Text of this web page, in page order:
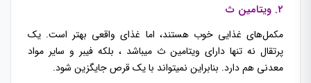
۲. ویتامین ث
مکمل‌های غذایی خوب هستند، اما غذای واقعی بهتر است. یک
پرتقال نه تنها دارای ویتامین ث میباشد ، بلکه فیبر و سایر مواد
معدنی هم دارد. بنابراین نمیتواند با یک قرص جایگزین شود.